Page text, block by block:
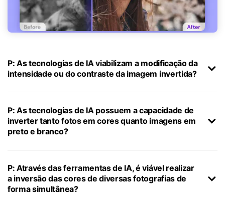
P: As tecnologias de IA viabilizam a modificação da
intensidade ou do contraste da imagem invertida?
P: As tecnologias de IA possuem a capacidade de
inverter tanto fotos em cores quanto imagens em
preto e branco?
P: Através das ferramentas de IA, é viável realizar
a inversão das cores de diversas fotografias de
forma simultânea?